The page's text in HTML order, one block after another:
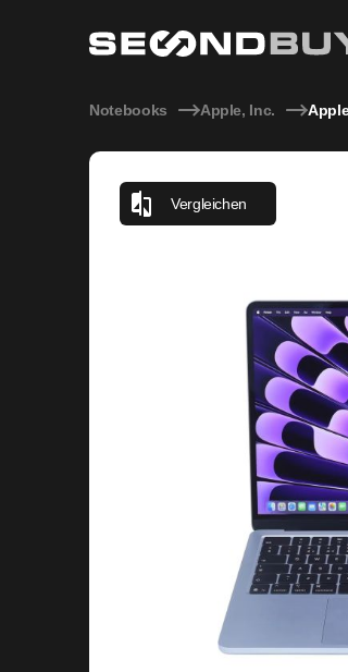
Notebooks Apple, Inc.
Vergleichen